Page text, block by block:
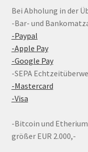
Bei Abholung in der
-Bar- und
-Paypal
-Apple Pay
-Google Pay
-SEPA
-Mastercard
-Visa
-Bitcoin und
größer EUR 2.000,-